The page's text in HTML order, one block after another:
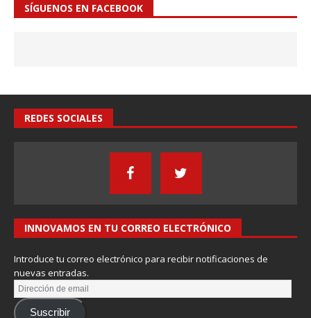
SÍGUENOS EN FACEBOOK
REDES SOCIALES
INNOVAMOS EN TU CORREO ELECTRÓNICO
Introduce tu correo electrónico para recibir notificaciones de
nuevas entradas.
Suscribir